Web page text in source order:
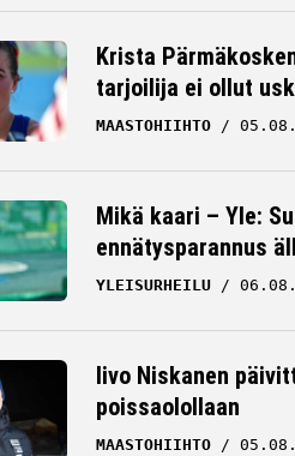
Krista
tarjoilija ei ollut
MAASTOHIIHTO
Mikä kaari – Yle:
ennätysparannus
YLEISURHEILU
Iivo Niskanen
poissaolollaan
MAASTOHIIHTO